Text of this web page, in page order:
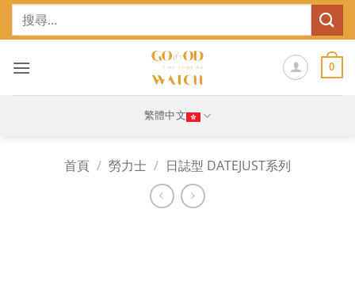
Skip
鍵
0
繁體中文
首頁 / 勞力士 / 日誌型 DATEJUST系列